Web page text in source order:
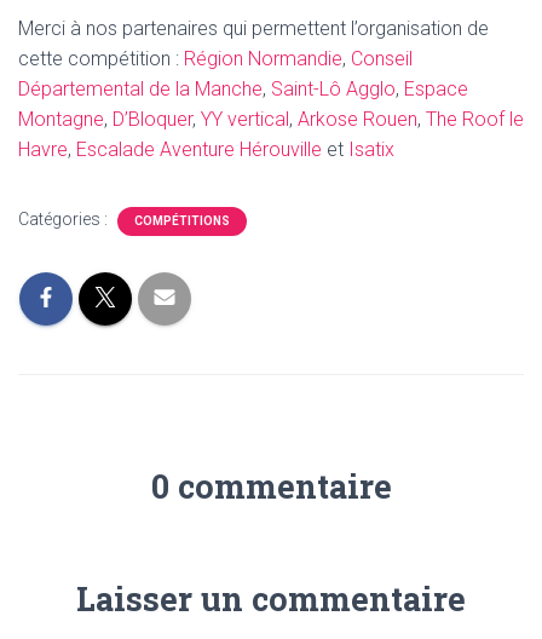
Merci à nos partenaires qui permettent l’organisation de
cette compétition : Région Normandie, Conseil
Départemental de la Manche, Saint-Lô Agglo, Espace
Montagne, D’Bloquer, YY vertical , Arkose Rouen, The Roof le
Havre, Escalade Aventure Hérouville et Isatix
Catégories : COMPÉTITIONS
0 commentaire
Laisser un commentaire